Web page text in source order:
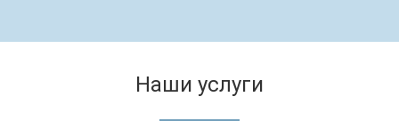
Наши услуги